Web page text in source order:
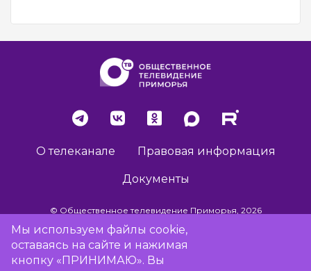
О телеканале Правовая информация
Документы
© Общественное телевидение Приморья, 2026
Разработка сайта -
Мы используем файлы cookie,
оставаясь на сайте и нажимая
кнопку «ПРИНИМАЮ». Вы